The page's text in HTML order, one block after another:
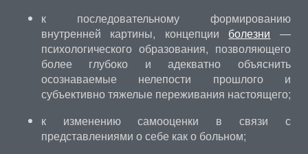
к последовательному формированию
внутренней картины, концепции болезни —
психологического образования, позволяющего
более глубоко и адекватно объяснить
осознаваемые нелепости прошлого и
субъективно тяжелые переживания настоящего;
к изменению самооценки в связи с
представлениями о себе как о больном;